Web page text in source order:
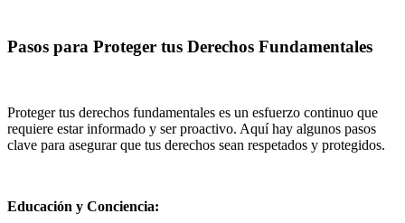
Pasos para Proteger tus Derechos Fundamentales
Proteger tus derechos fundamentales es un esfuerzo continuo que
requiere estar informado y ser proactivo. Aquí hay algunos pasos
clave para asegurar que tus derechos sean respetados y protegidos.
Educación y Conciencia: